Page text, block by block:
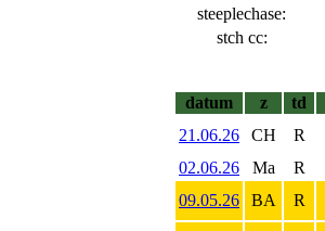
steeplechase:
stch cc:
datum
z td
21.06.26
CH R
02.06.26
Ma R
09.05.26
BA R